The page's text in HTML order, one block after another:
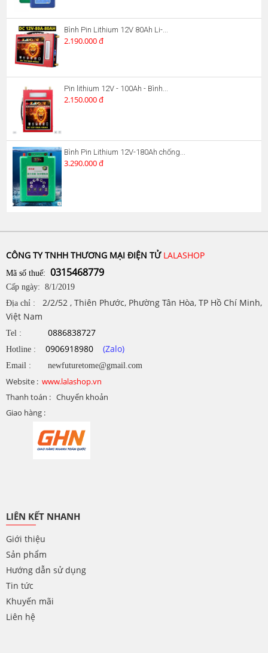
Bình Pin Lithium 12V 80Ah Li-...
2.190.000 đ
Pin lithium 12V - 100Ah - Bình...
2.150.000 đ
Bình Pin Lithium 12V-180Ah chống...
3.290.000 đ
CÔNG TY TNHH THƯƠNG MẠI ĐIỆN TỬ LALASHOP
Mã số thuế: 0315468779
Cấp ngày: 8/1/2019
Địa chỉ : 2/2/52 , Thiên Phước, Phường Tân Hòa, TP Hồ Chí Minh,
Việt Nam
Tel : 0886838727
Hotline : 0906918980 (Zalo)
Email : newfuturetome@gmail.com
Website : www.lalashop.vn
Thanh toán : Chuyển khoản
Giao hàng :
LIÊN KẾT NHANH
Giới thiệu
Sản phẩm
Hướng dẫn sử dụng
Tin tức
Khuyến mãi
Liên hệ